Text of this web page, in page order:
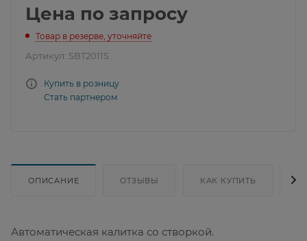
Цена по запросу
Товар в резерве, уточняйте
Артикул: SBT2011S
Купить в розницу
Стать партнером
ОПИСАНИЕ ОТЗЫВЫ КАК КУПИТЬ
Автоматическая калитка со створкой.